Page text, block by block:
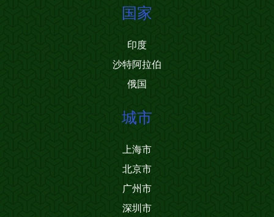
国家
印度
沙特阿拉伯
俄国
城市
上海市
北京市
广州市
深圳市